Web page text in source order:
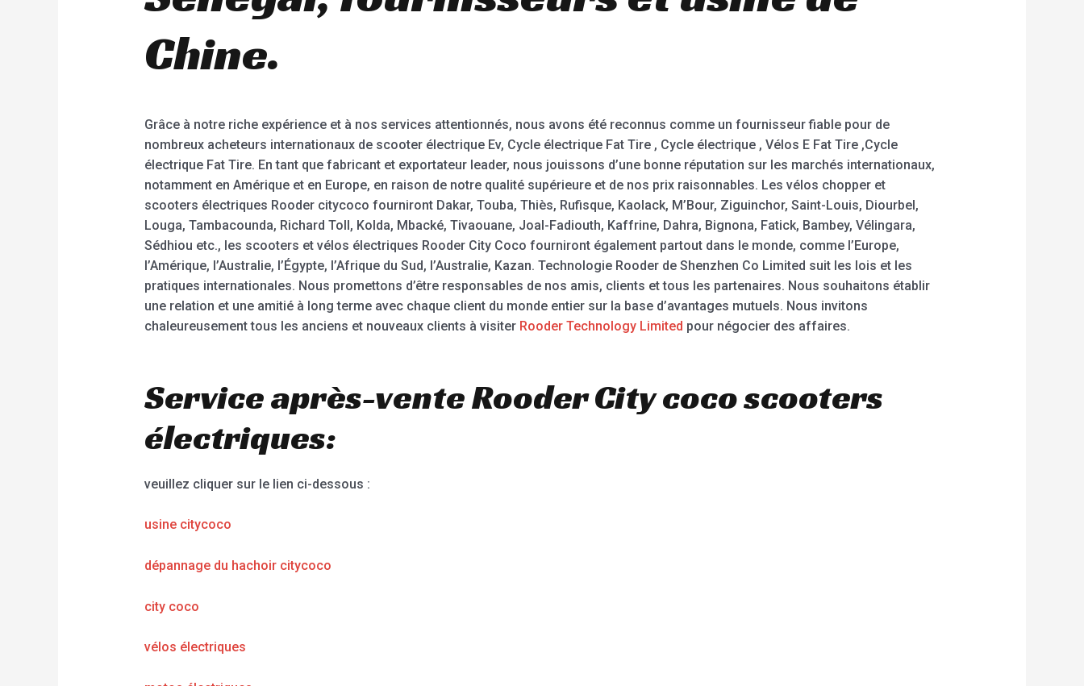
Chine.
Grâce à notre riche expérience et à nos services attentionnés, nous avons été reconnus comme un fournisseur fiable pour de
nombreux acheteurs internationaux de scooter électrique Ev, Cycle électrique Fat Tire , Cycle électrique , Vélos E Fat Tire ,Cycle
électrique Fat Tire. En tant que fabricant et exportateur leader, nous jouissons d’une bonne réputation sur les marchés internationaux,
notamment en Amérique et en Europe, en raison de notre qualité supérieure et de nos prix raisonnables. Les vélos chopper et
scooters électriques Rooder citycoco fourniront Dakar, Touba, Thiès, Rufisque, Kaolack, M’Bour, Ziguinchor, Saint-Louis, Diourbel,
Louga, Tambacounda, Richard Toll, Kolda, Mbacké, Tivaouane, Joal-Fadiouth, Kaffrine, Dahra, Bignona, Fatick, Bambey, Vélingara,
Sédhiou etc., les scooters et vélos électriques Rooder City Coco fourniront également partout dans le monde, comme l’Europe,
l’Amérique, l’Australie, l’Égypte, l’Afrique du Sud, l’Australie, Kazan. Technologie Rooder de Shenzhen Co Limited suit les lois et les
pratiques internationales. Nous promettons d’être responsables de nos amis, clients et tous les partenaires. Nous souhaitons établir
une relation et une amitié à long terme avec chaque client du monde entier sur la base d’avantages mutuels. Nous invitons
chaleureusement tous les anciens et nouveaux clients à visiter Rooder Technology Limited pour négocier des affaires.
Service après-vente Rooder City coco scooters
électriques:
veuillez cliquer sur le lien ci-dessous :
usine citycoco
dépannage du hachoir citycoco
city coco
vélos électriques